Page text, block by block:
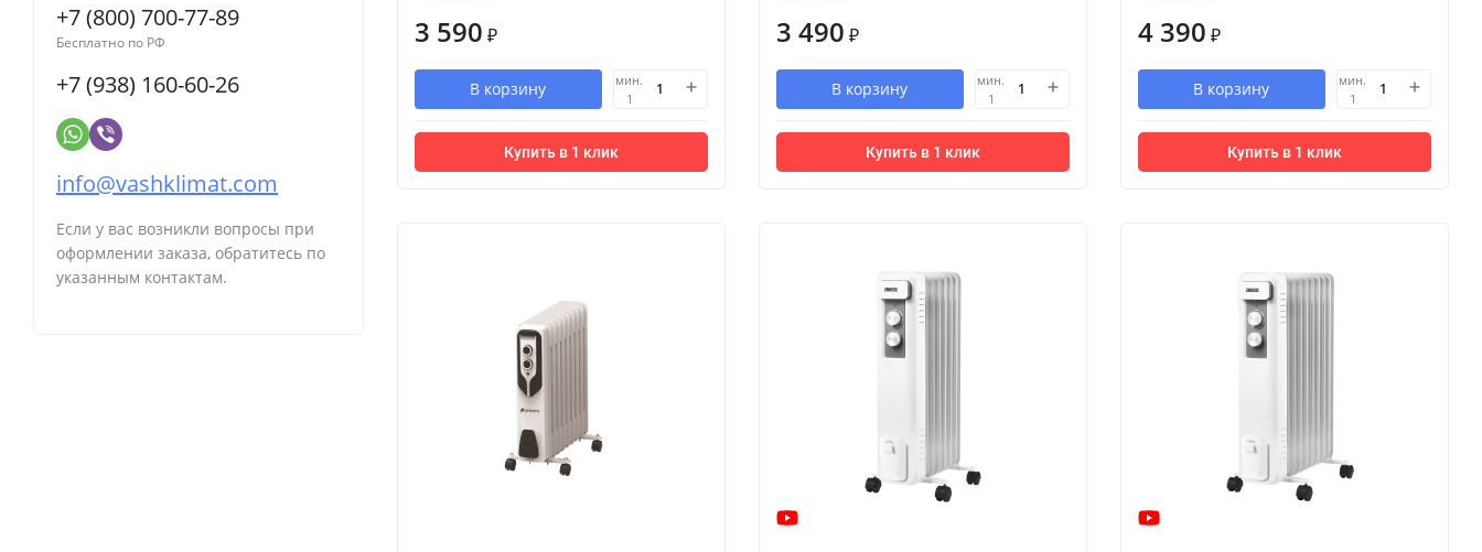
+7 (800) 700-77-89
Бесплатно по РФ
+7 (938) 160-60-26
info@vashklimat.com
Если у вас возникли вопросы при
оформлении заказа, обратитесь по
указанным контактам.
3 590 ₽
В корзину
мин.
1
Купить в 1 клик
3 490 ₽
В корзину
мин.
1
Купить в 1 клик
4 390 ₽
В корзину
мин.
1
Купить в 1 клик